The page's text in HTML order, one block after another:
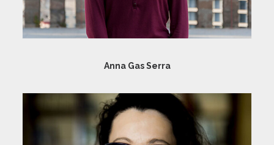
Anna Gas Serra